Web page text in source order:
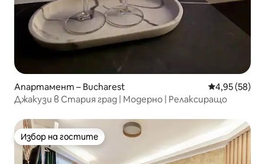
Апартамент – Bucharest Средна
4,95 (58)
Джакузи в Стария град | Модерно | Релаксиращо
Избор на гостите
Избор на гостите